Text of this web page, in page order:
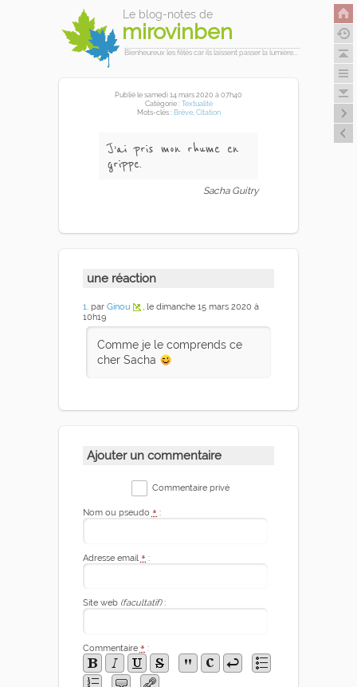
Le blog-notes de
mirovinben
Bienheureux les fêlés car ils laissent passer la lumière...
Publiéle samedi 14 mars 2020 à 07h40
Catégorie : Textualité
Mots-clés : Brève, Citation
J’ai pris mon rhume en
grippe.
Sacha Guitry
une réaction
1. par Ginou
, le dimanche 15 mars 2020 à
10h19
Comme je le comprends ce
cher Sacha
Ajouter un commentaire
Commentaire privé
Nom ou pseudo * :
Adresse email * :
Site web (facultatif):
Commentaire * :